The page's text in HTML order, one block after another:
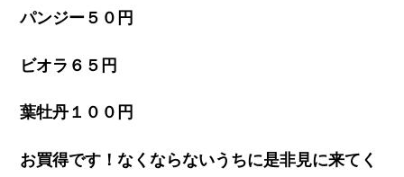
パンジー５０円
ビオラ６５円
葉牡丹１００円
お買得です！なくならないうちに是非見に来てく